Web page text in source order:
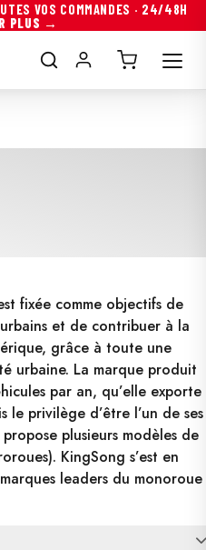
VOS COMMANDES · 24/48H
PLUS →
fixée comme objectifs de
et de contribuer à la
grâce à toute une
urbaine. La marque produit
par an, qu’elle exporte
le privilège d’être l’un de ses
plusieurs modèles de
KingSong s’est en
leaders du monoroue